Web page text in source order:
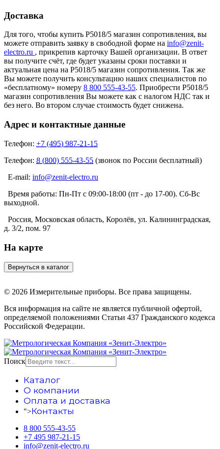
Доставка
Для того, чтобы купить Р5018/5 магазин сопротивления, вы
можете отправить заявку в свободной форме на info@zenit-
electro.ru , прикрепив карточку Вашей организации. В ответ
вы получите счёт, где будет указаны сроки поставки и
актуальная цена на Р5018/5 магазин сопротивления. Так же
Вы можете получить консультацию наших специалистов по
«бесплатному» номеру 8 800 555-43-55. Приобрести Р5018/5
магазин сопротивления Вы можете как с налогом НДС так и
без него. Во втором случае стоимость будет снижена.
Адрес и контактные данные
Телефон: +7 (495) 987-21-15
Телефон: 8 (800) 555-43-55 (звонок по России бесплатный)
E-mail: info@zenit-electro.ru
Время работы: Пн-Пт с 09:00-18:00 (пт - до 17-00). Сб-Вс
выходной.
Россия, Московская область, Королёв, ул. Калининградская,
д. 3/2, пом. 97
На карте
© 2026 Измерительные приборы. Все права защищены.
Вся информация на сайте не является публичной офертой,
определяемой положениями Статьи 437 Гражданского кодекса
Российской Федерации.
Поиск
Каталог
О компании
Оплата и доставка
">Контакты
8 800 555-43-55
+7 495 987-21-15
info@zenit-electro.ru